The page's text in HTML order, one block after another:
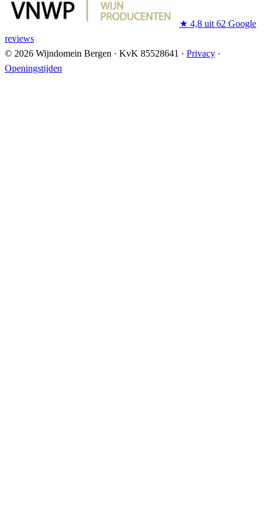
★ 4,8 uit 62 Google
reviews
© 2026 Wijndomein Bergen · KvK 85528641 · Privacy ·
Openingstijden